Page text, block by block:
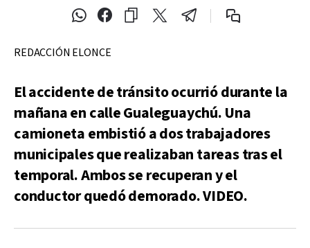
REDACCIÓN ELONCE
El accidente de tránsito ocurrió durante la
mañana en calle Gualeguaychú. Una
camioneta embistió a dos trabajadores
municipales que realizaban tareas tras el
temporal. Ambos se recuperan y el
conductor quedó demorado. VIDEO.